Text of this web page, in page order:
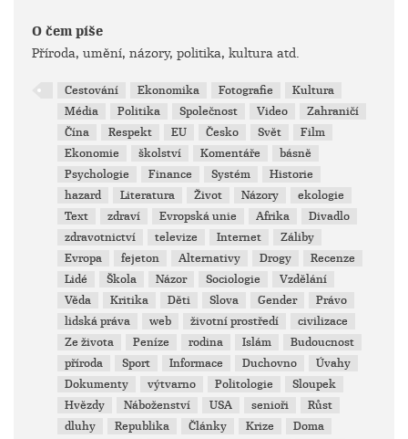
O čem píše
Příroda, umění, názory, politika, kultura atd.
Cestování Ekonomika Fotografie
Kultura
Média
Politika Společnost Video
Zahraničí
Čína
Respekt EU Česko Svět
Film
Ekonomie
školství Komentáře
básně
Psychologie
Finance Systém
Historie
hazard
Literatura Život Názory
ekologie
Text
zdraví Evropská unie Afrika
Divadlo
zdravotnictví
televize Internet
Záliby
Evropa
fejeton Alternativy Drogy
Recenze
Lidé
Škola Názor Sociologie
Vzdělání
Věda
Kritika Děti Slova Gender
Právo
lidská práva
web životní prostředí
civilizace
Ze života
Peníze rodina Islám
Budoucnost
příroda
Sport Informace Duchovno
Úvahy
Dokumenty
výtvarno Politologie
Sloupek
Hvězdy
Náboženství USA senioři
Růst
dluhy
Republika Články Krize
Doma